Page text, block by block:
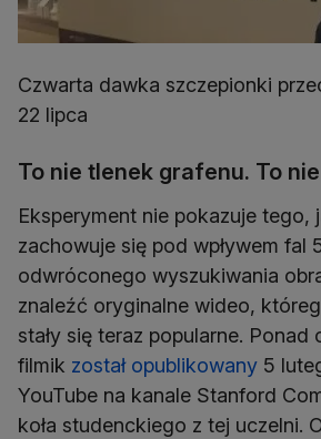
Czwarta dawka szczepionki
22 lipca
To nie tlenek grafenu. To
Eksperyment nie pokazuje tego,
zachowuje się pod wpływem fal
odwróconego wyszukiwania
znaleźć oryginalne wideo,
stały się teraz popularne.
filmik został opublikowany 5
YouTube na kanale Stanford
koła studenckiego z tej uczelni.